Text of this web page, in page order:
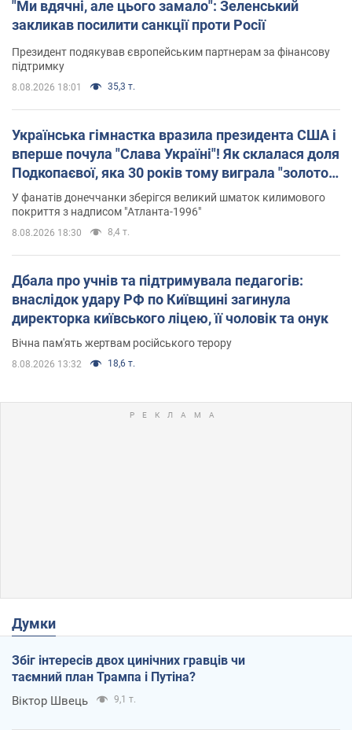
"Ми вдячні, але цього замало": Зеленський
закликав посилити санкції проти Росії
Президент подякував європейським партнерам за фінансову
підтримку
8.08.2026 18:01 35,3 т.
Українська гімнастка вразила президента США і
вперше почула "Слава Україні"! Як склалася доля
Подкопаєвої, яка 30 років тому виграла "золото"
Олімпіади
У фанатів донеччанки зберігся великий шматок килимового
покриття з надписом "Атланта-1996"
8.08.2026 18:30 8,4 т.
Дбала про учнів та підтримувала педагогів:
внаслідок удару РФ по Київщині загинула
директорка київського ліцею, її чоловік та онук
Вічна пам'ять жертвам російського терору
8.08.2026 13:32 18,6 т.
Думки
Збіг інтересів двох цинічних гравців чи
таємний план Трампа і Путіна?
Віктор Швець 9,1 т.